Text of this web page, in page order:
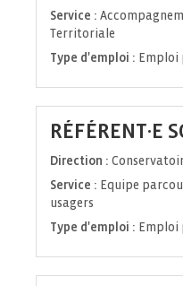
Service :
Territoriale
Type d'emploi : Emploi
RÉFÉRENT·E
Direction :
Service : Equipe
usagers
Type d'emploi : Emploi